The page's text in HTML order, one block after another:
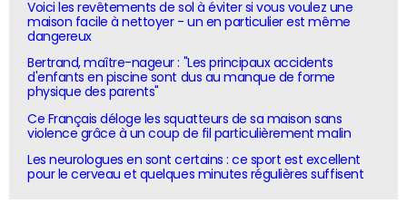
Voici les revêtements de sol à éviter si vous voulez une
maison facile à nettoyer - un en particulier est même
dangereux
Bertrand, maître-nageur : "Les principaux accidents
d'enfants en piscine sont dus au manque de forme
physique des parents"
Ce Français déloge les squatteurs de sa maison sans
violence grâce à un coup de fil particulièrement malin
Les neurologues en sont certains : ce sport est excellent
pour le cerveau et quelques minutes régulières suffisent